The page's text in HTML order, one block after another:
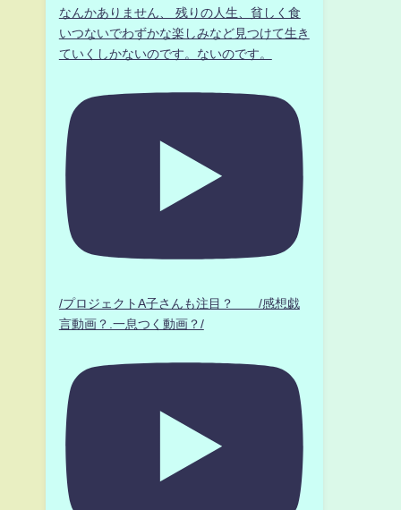
なんかありません、 残りの人生、貧しく食
いつないでわずかな楽しみなど見つけて生き
ていくしかないのです。ないのです。
/プロジェクトA子さんも注目？ /感想戯
言動画？.一息つく動画？/